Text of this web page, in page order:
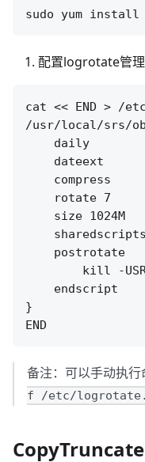
配置logrotate管理
cat << END > /
/usr/local/srs/
    daily
    dateext
    compress
    rotate 7
    size 1024M
    sharedscripts
    postrotate
kill -
    endscript
}
备注：可以手动执
f /etc/
CopyTruncate